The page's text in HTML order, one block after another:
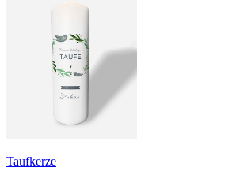
Taufkerze